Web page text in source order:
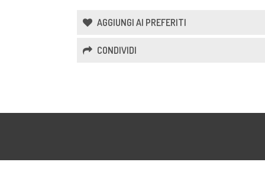
AGGIUNGI AI PREFERITI
CONDIVIDI